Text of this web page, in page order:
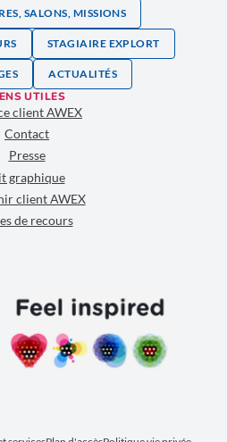
SALONS, MISSIONS
STAGIAIRE EXPLORT
ACTUALITÉS
UTILES
client AWEX
Contact
Presse
graphique
client AWEX
de recours